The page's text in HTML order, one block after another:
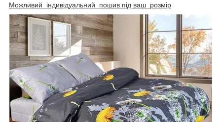
Можливий індивідуальний пошив під ваш розмір